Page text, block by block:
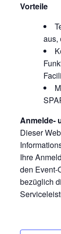
Vorteile
aus,
Anmelde-
Dieser
Ihre
den Event-
bezüglich